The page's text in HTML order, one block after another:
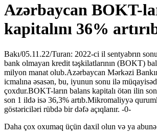
Azərbaycan BOKT-
kapitalını 36%
Bakı/05.11.22/Turan: 2022-ci il sentyabrın
bank olmayan kredit təşkilatlarının (BOKT)
milyon manat olub.Azərbaycan Mərkəzi
icmalına əsasən, bu, iyunun sonu ilə
çoxdur.BOKT-ların balans kapitalı ötən ilin
son 1 ildə isə 36,3% artıb.Mikromaliyyə
göstəriciləri rübdə bir dəfə açıqlanır. -0-
Daha çox oxumaq üçün daxil olun və ya